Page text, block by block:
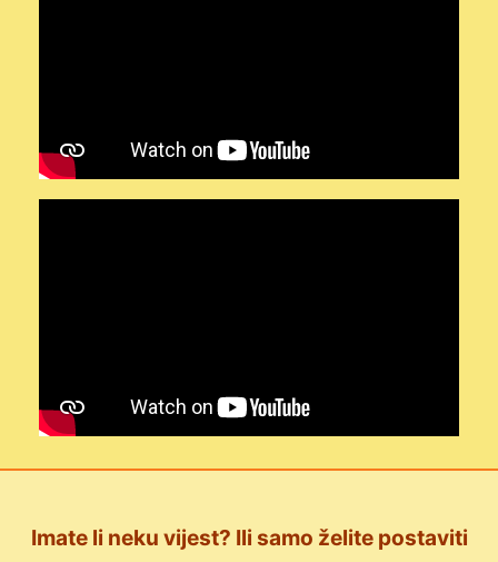
Imate li neku vijest? Ili samo želite postaviti